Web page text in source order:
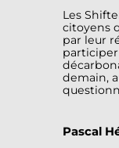
Les
citoyens
par leur
demain,
Pascal